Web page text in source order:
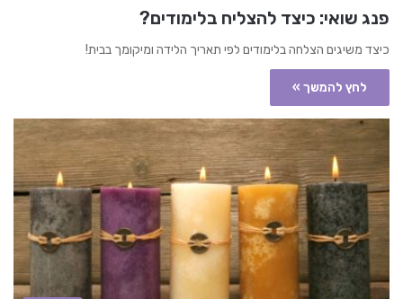
פנג שואי: כיצד להצליח בלימודים?
כיצד משיגים הצלחה בלימודים לפי תאריך הלידה ומיקומך בבית!
לחץ להמשך »